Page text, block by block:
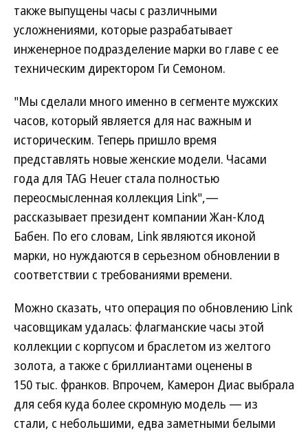
также выпущены часы с различными
усложнениями, которые разрабатывает
инженерное подразделение марки во главе с ее
техническим директором Ги Семоном.
"Мы сделали много именно в сегменте мужских
часов, который является для нас важным и
историческим. Теперь пришло время
представлять новые женские модели. Часами
года для TAG Heuer стала полностью
переосмысленная коллекция Link",—
рассказывает президент компании Жан-Клод
Бабен. По его словам, Link являются иконой
марки, но нуждаются в серьезном обновлении в
соответствии с требованиями времени.
Можно сказать, что операция по обновлению Link
часовщикам удалась: флагманские часы этой
коллекции с корпусом и браслетом из желтого
золота, а также с бриллиантами оценены в
150 тыс. франков. Впрочем, Камерон Диас выбрала
для себя куда более скромную модель — из
стали, с небольшими, едва заметными белыми